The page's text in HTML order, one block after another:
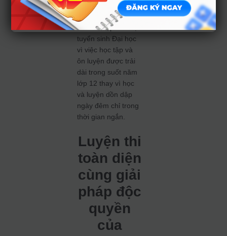
được tối đa áp lực
và lo lắng trong quá
trình ôn tập cho đợt
tuyển sinh Đại học
vì việc học tập và
ôn luyện được trải
dài trong suốt năm
lớp 12 thay vì học
và luyện dồn dập
ngày đêm chỉ trong
thời gian ngắn.
Luyện thi
toàn diện
cùng giải
pháp độc
quyền
của